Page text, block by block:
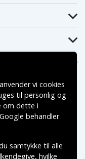
vi cookies
til personlig og
om dette i
Google behandler
samtykke til alle
hvilke